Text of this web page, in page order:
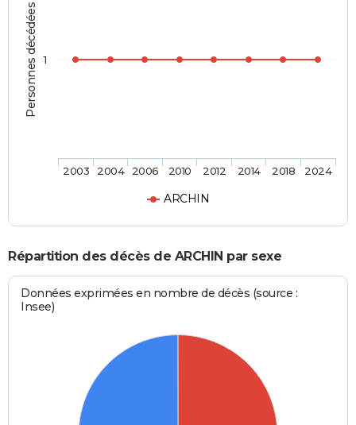
Personnes décédées
ARCHIN
2003 2004 2006 2010 2012 2014 2018 2024
1
Répartition des décès de ARCHIN par sexe
Données exprimées en nombre de décès (source :
Insee)